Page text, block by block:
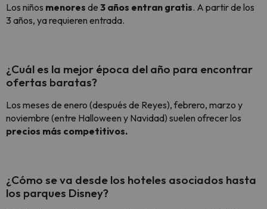
Los niños menores de 3 años entran gratis. A partir de los
3 años, ya requieren entrada.
¿Cuál es la mejor época del año para encontrar
ofertas baratas?
Los meses de enero (después de Reyes), febrero, marzo y
noviembre (entre Halloween y Navidad) suelen ofrecer los
precios más competitivos.
¿Cómo se va desde los hoteles asociados hasta
los parques Disney?